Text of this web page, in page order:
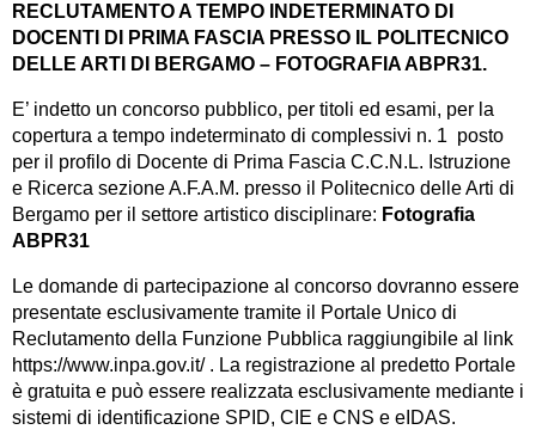
RECLUTAMENTO A TEMPO INDETERMINATO DI
DOCENTI DI PRIMA FASCIA PRESSO IL POLITECNICO
DELLE ARTI DI BERGAMO – FOTOGRAFIA ABPR31.
E’ indetto un concorso pubblico, per titoli ed esami, per la
copertura a tempo indeterminato di complessivi n. 1 posto
per il profilo di Docente di Prima Fascia C.C.N.L. Istruzione
e Ricerca sezione A.F.A.M. presso il Politecnico delle Arti di
Bergamo per il settore artistico disciplinare: Fotografia
ABPR31
Le domande di partecipazione al concorso dovranno essere
presentate esclusivamente tramite il Portale Unico di
Reclutamento della Funzione Pubblica raggiungibile al link
https://www.inpa.gov.it/ . La registrazione al predetto Portale
è gratuita e può essere realizzata esclusivamente mediante i
sistemi di identificazione SPID, CIE e CNS e eIDAS.